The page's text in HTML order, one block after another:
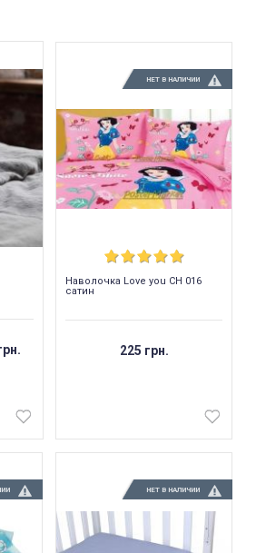
НЕТ В НАЛИЧИИ
Наволочка Love you СН 016
сатин
225 грн.
НЕТ В НАЛИЧИИ